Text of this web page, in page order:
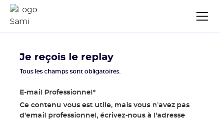
Je reçois le replay
Tous les champs sont obligatoires.
E-mail Professionnel *
Ce contenu vous est utile, mais vous n'avez pas
d'email professionnel, écrivez-nous à l'adresse